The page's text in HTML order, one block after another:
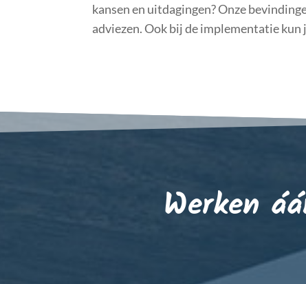
kansen en uitdagingen? Onze
adviezen. Ook bij de implementatie kun
Werken